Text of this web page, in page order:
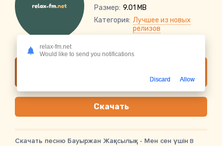
Размер: 9.01 MB
Категория: Лучшее из новых
релизов
Скачать
Скачать песню Бауыржан Жақсылық - Мен сен үшін в
relax-fm.net
Would like to send you notifications
Discard Allow